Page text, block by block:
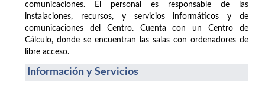
comunicaciones. El personal es responsable de las
instalaciones, recursos, y servicios informáticos y de
comunicaciones del Centro. Cuenta con un Centro de
Cálculo, donde se encuentran las salas con ordenadores de
libre acceso.
Información y Servicios